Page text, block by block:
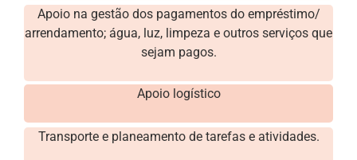
Apoio na gestão dos pagamentos do empréstimo/
arrendamento; água, luz, limpeza e outros serviços que
sejam pagos.
Apoio logístico
Transporte e planeamento de tarefas e atividades.